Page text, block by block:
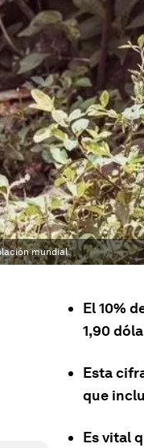
mundial.
El 10%
1,90
Esta
que
Es vital